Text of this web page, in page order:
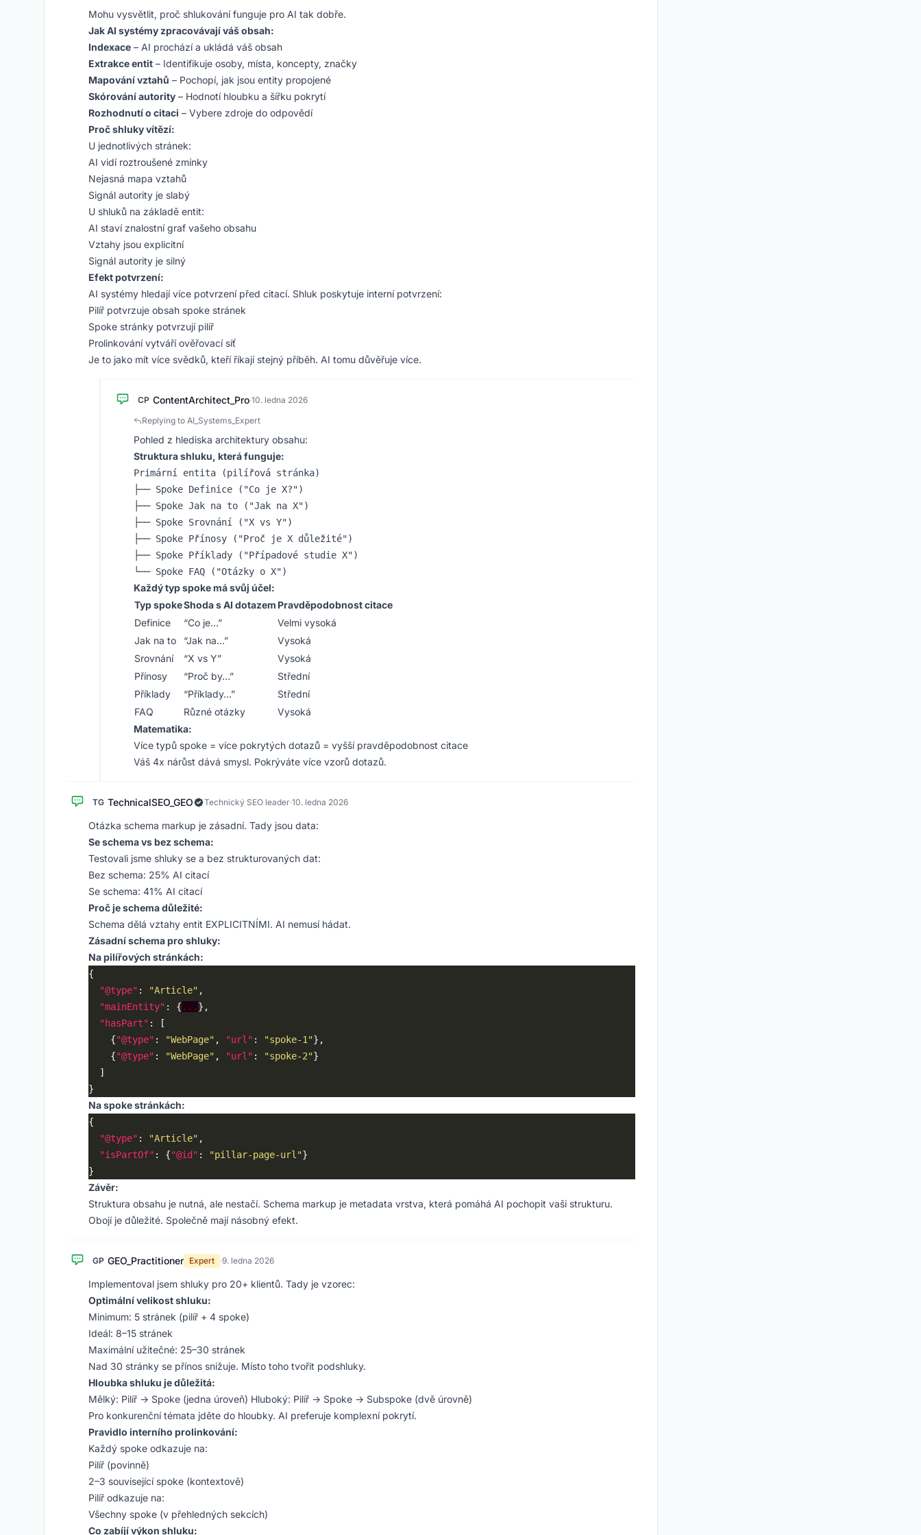
Mohu vysvětlit, proč shlukování funguje pro AI tak dobře.
Jak AI systémy zpracovávají váš obsah:
Indexace – AI prochází a ukládá váš obsah
Extrakce entit – Identifikuje osoby, místa, koncepty, značky
Mapování vztahů – Pochopí, jak jsou entity propojené
Skórování autority – Hodnotí hloubku a šířku pokrytí
Rozhodnutí o citaci – Vybere zdroje do odpovědí
Proč shluky vítězí:
U jednotlivých stránek:
AI vidí roztroušené zmínky
Nejasná mapa vztahů
Signál autority je slabý
U shluků na základě entit:
AI staví znalostní graf vašeho obsahu
Vztahy jsou explicitní
Signál autority je silný
Efekt potvrzení:
AI systémy hledají více potvrzení před citací. Shluk poskytuje interní potvrzení:
Pilíř potvrzuje obsah spoke stránek
Spoke stránky potvrzují pilíř
Prolinkování vytváří ověřovací síť
Je to jako mít více svědků, kteří říkají stejný příběh. AI tomu důvěřuje více.
CP ContentArchitect_Pro·10. ledna 2026
Replying to AI_Systems_Expert
Pohled z hlediska architektury obsahu:
Struktura shluku, která funguje:
Primární entita (pilířová stránka)
├── Spoke Definice ("Co je X?")
├── Spoke Jak na to ("Jak na X")
├── Spoke Srovnání ("X vs Y")
├── Spoke Přínosy ("Proč je X důležité")
├── Spoke Příklady ("Případové studie X")
Každý typ spoke má svůj účel:
Typ spokeShoda s AI dotazem Pravděpodobnost citace
Definice
“Co je…”
Velmi vysoká
Jak na to
“Jak na…”
Vysoká
Srovnání
“X vs Y”
Vysoká
Přínosy
“Proč by…”
Střední
Příklady
“Příklady…”
Střední
FAQ
Různé otázky
Vysoká
Matematika:
Více typů spoke = více pokrytých dotazů = vyšší pravděpodobnost citace
Váš 4x nárůst dává smysl. Pokrýváte více vzorů dotazů.
TG TechnicalSEO_GEO Technický SEO leader·10. ledna 2026
Otázka schema markup je zásadní. Tady jsou data:
Se schema vs bez schema:
Testovali jsme shluky se a bez strukturovaných dat:
Bez schema: 25% AI citací
Se schema: 41% AI citací
Proč je schema důležité:
Schema dělá vztahy entit EXPLICITNÍMI. AI nemusí hádat.
Zásadní schema pro shluky:
Na pilířových stránkách:
"@type" : "Article"
"mainEntity" : { ...
"hasPart"
    {
"@type" : "WebPage" , "url" : "spoke-1"
    {
"@type" : "WebPage" , "url" : "spoke-2"
Na spoke stránkách:
"@type" : "Article"
"isPartOf" : {"@id" : "pillar-page-url"
Závěr:
Struktura obsahu je nutná, ale nestačí. Schema markup je metadata vrstva, která pomáhá AI pochopit vaši strukturu.
Obojí je důležité. Společně mají násobný efekt.
GP GEO_Practitioner Expert ·9. ledna 2026
Implementoval jsem shluky pro 20+ klientů. Tady je vzorec:
Optimální velikost shluku:
Minimum: 5 stránek (pilíř + 4 spoke)
Ideál: 8–15 stránek
Maximální užitečné: 25–30 stránek
Nad 30 stránky se přínos snižuje. Místo toho tvořit podshluky.
Hloubka shluku je důležitá:
Mělký: Pilíř → Spoke (jedna úroveň) Hluboký: Pilíř → Spoke → Subspoke (dvě úrovně)
Pro konkurenční témata jděte do hloubky. AI preferuje komplexní pokrytí.
Pravidlo interního prolinkování:
Každý spoke odkazuje na:
Pilíř (povinně)
2–3 související spoke (kontextově)
Pilíř odkazuje na:
Všechny spoke (v přehledných sekcích)
Co zabíjí výkon shluku: